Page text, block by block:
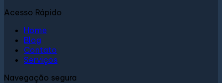
Acesso Rápido
Home
Blog
Contato
Serviços
Navegação segura